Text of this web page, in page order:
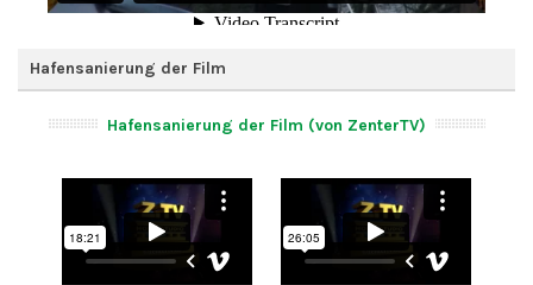
Hafensanierung der Film
Hafensanierung der Film (von ZenterTV)